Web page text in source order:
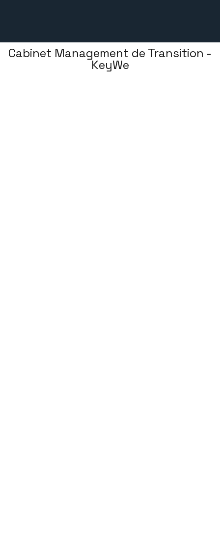
Cabinet Management de Transition -
KeyWe